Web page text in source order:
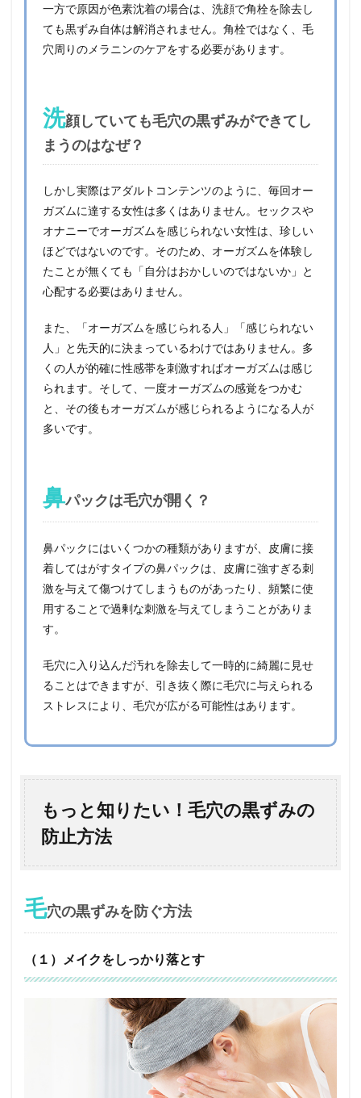
一方で原因が色素沈着の場合は、洗顔で角栓を除去し
ても黒ずみ自体は解消されません。角栓ではなく、毛
穴周りのメラニンのケアをする必要があります。
洗顔していても毛穴の黒ずみができてし
まうのはなぜ？
しかし実際はアダルトコンテンツのように、毎回オー
ガズムに達する女性は多くはありません。セックスや
オナニーでオーガズムを感じられない女性は、珍しい
ほどではないのです。そのため、オーガズムを体験し
たことが無くても「自分はおかしいのではないか」と
心配する必要はありません。
また、「オーガズムを感じられる人」「感じられない
人」と先天的に決まっているわけではありません。多
くの人が的確に性感帯を刺激すればオーガズムは感じ
られます。そして、一度オーガズムの感覚をつかむ
と、その後もオーガズムが感じられるようになる人が
多いです。
鼻パックは毛穴が開く？
鼻パックにはいくつかの種類がありますが、皮膚に接
着してはがすタイプの鼻パックは、皮膚に強すぎる刺
激を与えて傷つけてしまうものがあったり、頻繁に使
用することで過剰な刺激を与えてしまうことがありま
す。
毛穴に入り込んだ汚れを除去して一時的に綺麗に見せ
ることはできますが、引き抜く際に毛穴に与えられる
ストレスにより、毛穴が広がる可能性はあります。
もっと知りたい！毛穴の黒ずみの
防止方法
毛穴の黒ずみを防ぐ方法
（１）メイクをしっかり落とす